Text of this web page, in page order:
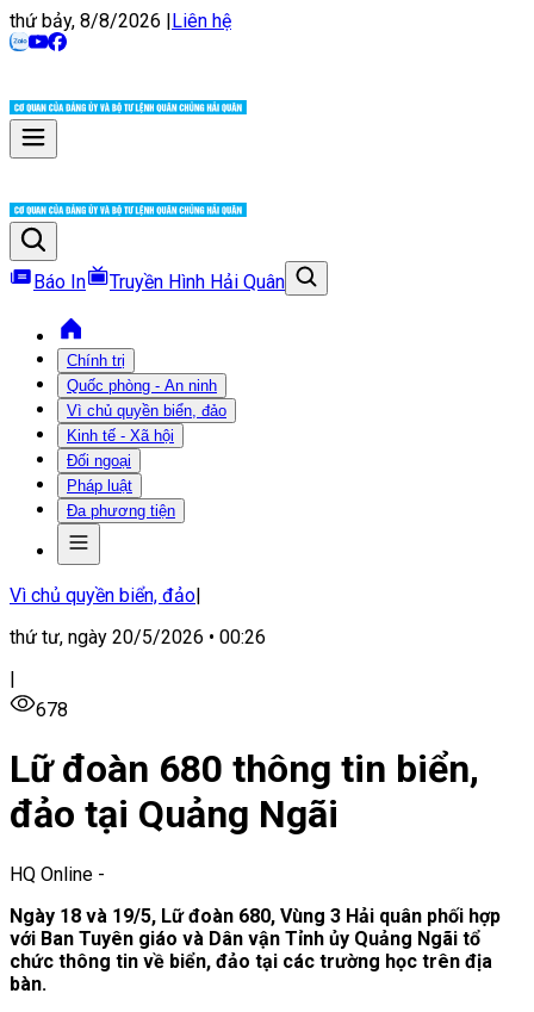
thứ bảy, 8/8/2026 |Liên hệ
Báo In Truyền Hình Hải Quân
Chính trị
Quốc phòng - An ninh
Vì chủ quyền biển, đảo
Kinh tế - Xã hội
Đối ngoại
Pháp luật
Đa phương tiện
Vì chủ quyền biển, đảo|
thứ tư, ngày 20/5/2026 • 00:26
|
678
Lữ đoàn 680 thông tin biển,
đảo tại Quảng Ngãi
HQ Online -
Ngày 18 và 19/5, Lữ đoàn 680, Vùng 3 Hải quân phối hợp
với Ban Tuyên giáo và Dân vận Tỉnh ủy Quảng Ngãi tổ
chức thông tin về biển, đảo tại các trường học trên địa
bàn.